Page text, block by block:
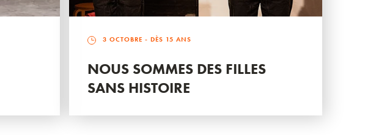
3 OCTOBRE - DÈS 15 ANS
NOUS SOMMES DES FILLES
SANS HISTOIRE